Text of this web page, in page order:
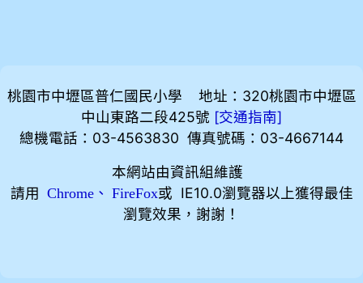
桃園市中壢區普仁國民小學 地址：320桃園市中壢區
中山東路二段425號 [交通指南]
總機電話：03-4563830 傳真號碼：03-4667144
本網站由資訊組維護
請用
Chrome、 FireFox或 IE10.0瀏覽器以上獲得最佳
瀏覽效果，謝謝！